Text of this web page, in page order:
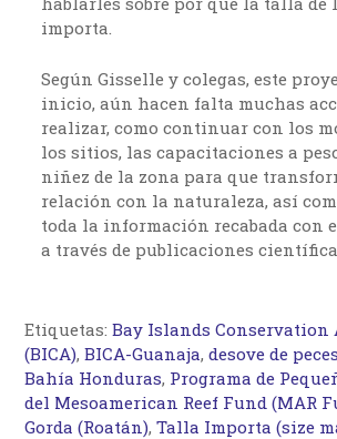
importa.
Según Gisselle y colegas, este
inicio, aún hacen falta muchas
realizar, como continuar con los
los sitios, las capacitaciones a
niñez de la zona para que
relación con la naturaleza, así
toda la información recabada con
a través de publicaciones
Etiquetas:Bay Islands Conservation
(BICA),BICA-Guanaja,desove de
Bahía Honduras, Programa de
del Mesoamerican Reef Fund (MAR
Gorda (Roatán),Talla Importa (size